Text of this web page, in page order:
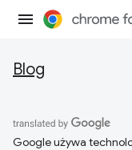
Blog
Google używa